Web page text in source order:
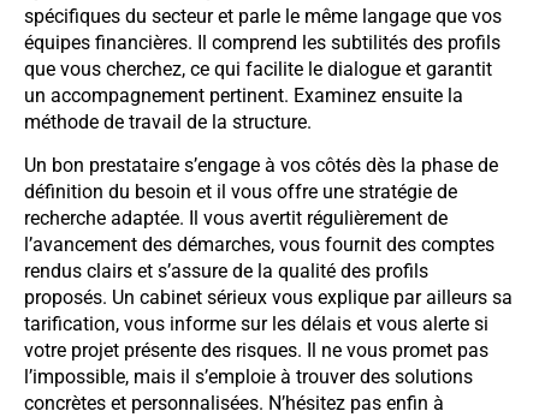
spécifiques du secteur et parle le même langage que vos
équipes financières. Il comprend les subtilités des profils
que vous cherchez, ce qui facilite le dialogue et garantit
un accompagnement pertinent. Examinez ensuite la
méthode de travail de la structure.
Un bon prestataire s’engage à vos côtés dès la phase de
définition du besoin et il vous offre une stratégie de
recherche adaptée. Il vous avertit régulièrement de
l’avancement des démarches, vous fournit des comptes
rendus clairs et s’assure de la qualité des profils
proposés. Un cabinet sérieux vous explique par ailleurs sa
tarification, vous informe sur les délais et vous alerte si
votre projet présente des risques. Il ne vous promet pas
l’impossible, mais il s’emploie à trouver des solutions
concrètes et personnalisées. N’hésitez pas enfin à